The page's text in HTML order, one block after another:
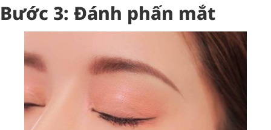
Bước 3: Đánh phấn mắt